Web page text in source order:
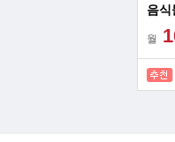
음식
월